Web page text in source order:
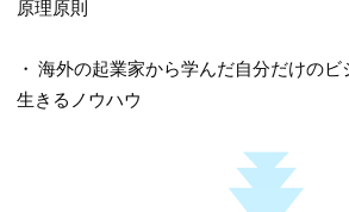
原理原則
・ 海外の起業家から学んだ自分だけの
生きるノウハウ